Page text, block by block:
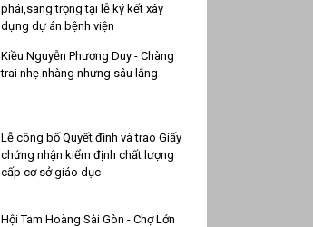
phái,sang trọng tại lễ ký kết xây
dựng dự án bệnh viện
Kiều Nguyễn Phương Duy - Chàng
trai nhẹ nhàng nhưng sâu lắng
Lễ công bố Quyết định và trao Giấy
chứng nhận kiểm định chất lượng
cấp cơ sở giáo dục
Hội Tam Hoàng Sài Gòn - Chợ Lớn